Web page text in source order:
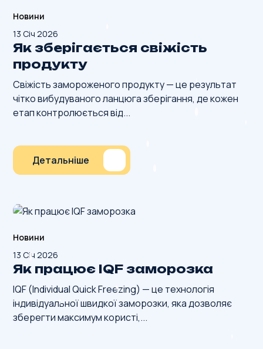
Новини
13 Січ 2026
Як зберігається свіжість
продукту
Свіжість замороженого продукту — це результат
чітко вибудуваного ланцюга зберігання, де кожен
етап контролюється від...
Детальніше
Новини
13 Січ 2026
Як працює IQF заморозка
IQF (Individual Quick Freezing) — це технологія
індивідуальної швидкої заморозки, яка дозволяє
зберегти максимум користі,...